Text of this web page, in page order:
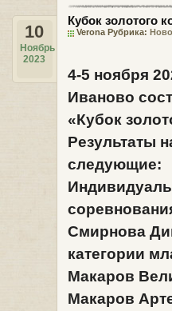
Кубок золотого
Verona Рубрика:
10
Ноябрь
2023
4-5 ноября
Иваново
«Кубок
Результаты
следующие:
Смирнова
категории
Макаров
Макаров